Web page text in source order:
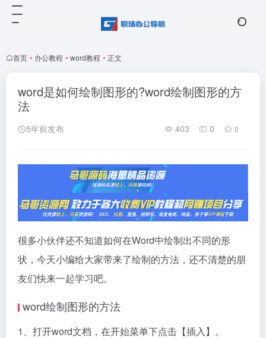
首页 • 办公教程 • word教程 • 正文
word是如何绘制图形的?word绘制图形的方
法
5年前发布 403 0 0
很多小伙伴还不知道如何在Word中绘制出不同的形
状，今天小编给大家带来了绘制的方法，还不清楚的朋
友们快来一起学习吧。
word绘制图形的方法
1、打开word文档，在开始菜单下点击【插入】。